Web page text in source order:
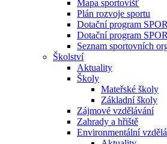
Mapa sportovišť
Plán rozvoje sportu
Dotační program
Dotační program
Seznam sportovních
Školství
Aktuality
Školy
Mateřské školy
Základní školy
Zájmové vzdělávání
Zahrady a hřiště
Environmentální